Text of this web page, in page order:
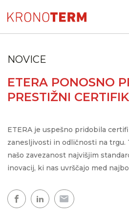
NOVICE
ETERA PONOSNO
PRESTIŽNI
ETERA je uspešno pridobila
zanesljivosti in odličnosti na trgu.
našo zavezanost najvišjim
inovacij, ki nas uvrščajo med